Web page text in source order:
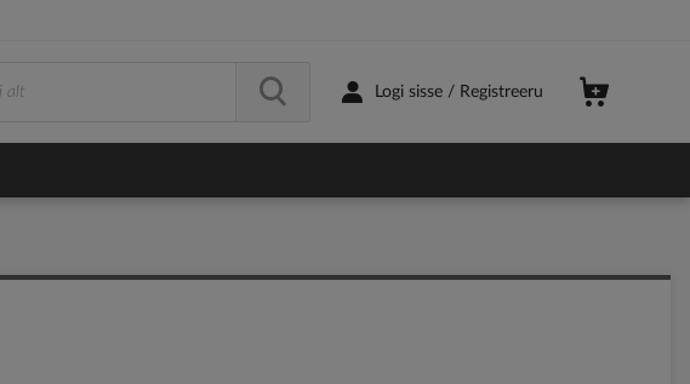
Logi sisse / Registreeru